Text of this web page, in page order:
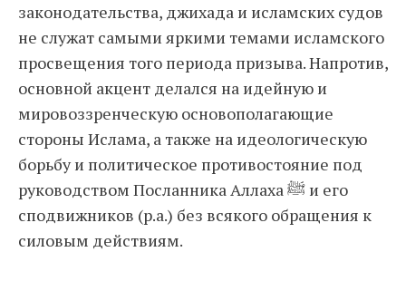
законодательства, джихада и исламских судов
не служат самыми яркими темами исламского
просвещения того периода призыва. Напротив,
основной акцент делался на идейную и
мировоззренческую основополагающие
стороны Ислама, а также на идеологическую
борьбу и политическое противостояние под
руководством Посланника Аллаха ﷺ и его
сподвижников (р.а.) без всякого обращения к
силовым действиям.